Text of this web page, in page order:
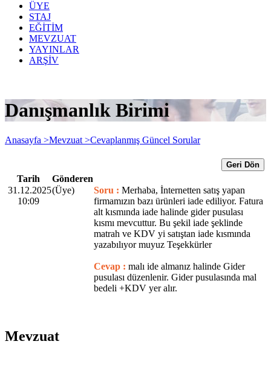
ÜYE
STAJ
EĞİTİM
MEVZUAT
YAYINLAR
ARŞİV
Danışmanlık Birimi
Anasayfa >Mevzuat >Cevaplanmış Güncel Sorular
Geri Dön
Tarih
Gönderen
31.12.2025
10:09
(Üye) Soru : Merhaba, İnternetten satış yapan
firmamızın bazı ürünleri iade ediliyor. Fatura
alt kısmında iade halinde gider pusulası
kısmı mevcuttur. Bu şekil iade şeklinde
matrah ve KDV yi satıştan iade kısmında
yazabılıyor muyuz Teşekkürler
Cevap : malı ide almanız halinde Gider
pusulası düzenlenir. Gider pusulasında mal
bedeli +KDV yer alır.
Mevzuat